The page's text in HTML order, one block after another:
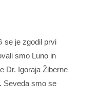
se je zgodil prvi
smo Luno in
Dr. Igoraja Žiberne
Seveda smo se